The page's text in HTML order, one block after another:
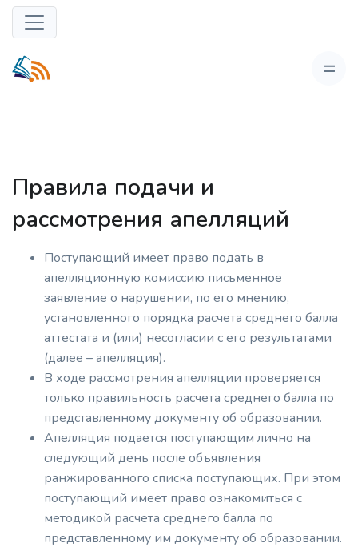
Правила подачи и
рассмотрения апелляций
Поступающий имеет право подать в
апелляционную комиссию письменное
заявление о нарушении, по его мнению,
установленного порядка расчета среднего балла
аттестата и (или) несогласии с его результатами
(далее – апелляция).
В ходе рассмотрения апелляции проверяется
только правильность расчета среднего балла по
представленному документу об образовании.
Апелляция подается поступающим лично на
следующий день после объявления
ранжированного списка поступающих. При этом
поступающий имеет право ознакомиться с
методикой расчета среднего балла по
представленному им документу об образовании.